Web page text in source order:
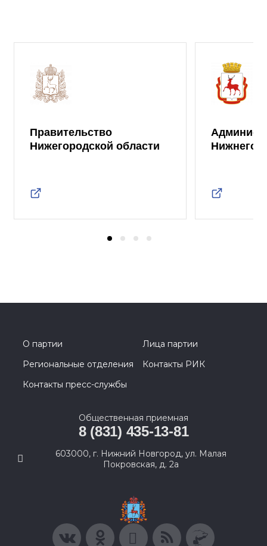
Правительство
Нижегородской области
Нижнего
О партии
Лица партии
Региональные отделения
Контакты РИК
Контакты пресс-службы
Общественная приемная
8 (831) 435-13-81
603000, г. Нижний Новгород, ул. Малая
Покровская, д. 2а